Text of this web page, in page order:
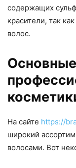
содержащих
красители, так
волос.
На сайте https://
широкий
волосами. Вот